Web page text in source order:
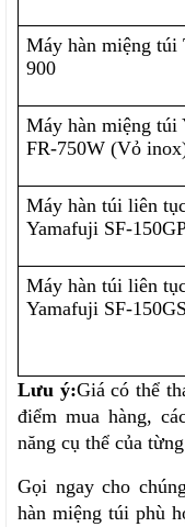
Máy hàn miệng
900
Máy hàn miệng túi
FR-750W (Vỏ
Máy hàn túi liên
Yamafuji SF-
Máy hàn túi liên
Yamafuji SF-
Lưu ý:Giá có thể
điểm mua hàng,
năng cụ thể của
Gọi ngay cho
hàn miệng túi phù